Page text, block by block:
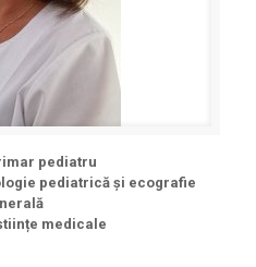
pediatru
pediatrică și ecografie
medicale